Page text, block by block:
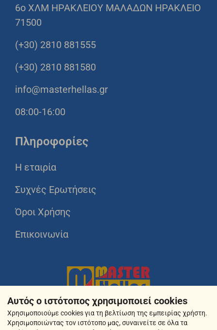
6o ΧΛΜ ΗΡΑΚΛΕΙΟΥ ΜΑΛΑΔΩΝ ΗΡΑΚΛΕΙΟ
71500
(+30) 2810 881555
(+30) 2810 881580
info@masterhellas.gr
08:00-16:00
Πληροφορίες
Η εταιρία
Συχνές Ερωτήσεις
Όροι Χρήσης
Επικοινωνία
Αυτός ο ιστότοπος χρησιμοποιεί cookies
Χρησιμοποιούμε cookies για τη βελτίωση της εμπειρίας χρήστη.
Χρησιμοποιώντας τον ιστότοπο μας, συναινείτε σε όλα τα